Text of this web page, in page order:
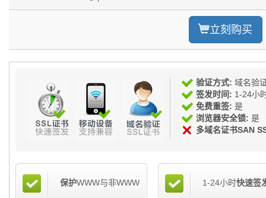
立刻购买
验证方式: 域名验
签发时间: 1-24小
免费重签: 是
浏览器安全锁: 是
多域名证书SAN
保护WWW与非WWW 1-24小时快速签